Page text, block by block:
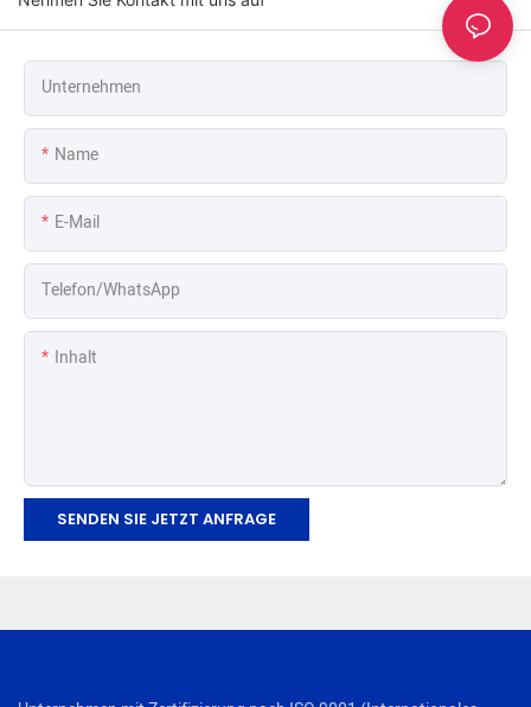
Unternehmen
Name
E-Mail
Telefon/WhatsApp
Inhalt
SENDEN SIE JETZT ANFRAGE